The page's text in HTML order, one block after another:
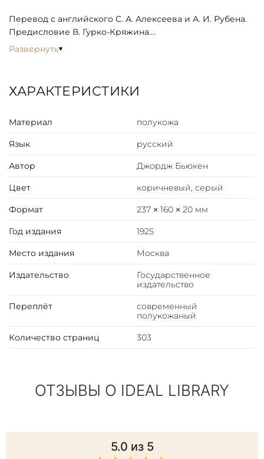
Перевод с английского С. А. Алексеева и А. И. Рубена.
Предисловие В. Гурко-Кряжина.
Джордж Бьюкенен (1854–1924) занимал пост посла
был послом в Болгарии и Нидерландах, позднее — в
стремился удержать Россию в верности англо-франко-
русскому союзу (Антанте), направленному против
всю войну вместе, вплоть до Брестского мира. Однако
либеральных ценностей, поддерживал тесные связи с
представителями высшей российской аристократии и
убеждения, что впоследствии дало повод многим
внутренние дела Российской империи и прямом
потворстве Февральской революции.
Развернуть
ХАРАКТЕРИСТИКИ
Материал полукожа
Язык русский
Автор Джордж Бьюкен
Цвет коричневый, серый
Формат 237 × 160 × 20 мм
Год издания 1925
Место издания Москва
Издательство
Государственное
издательство
Переплёт
современный
полукожаный
Количество страниц 303
ОТЗЫВЫ О IDEAL LIBRARY
5.0 из 5